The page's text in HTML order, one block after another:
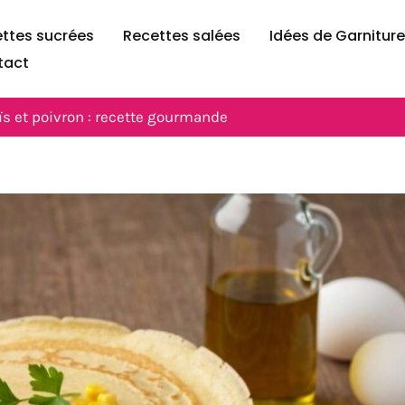
sucrées Recettes salées Idées de
et poivron : recette gourmande